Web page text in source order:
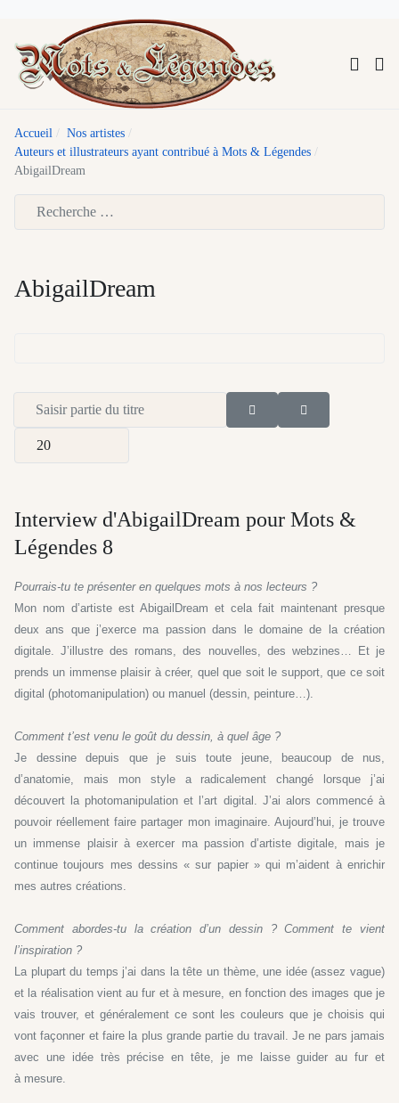
Accueil
Nos artistes
Auteurs et illustrateurs ayant contribué à Mots & Légendes
AbigailDream
AbigailDream
Saisir partie du titre
Afficher #
Interview d'AbigailDream pour Mots &
Légendes 8
Pourrais-tu te présenter en quelques mots à nos lecteurs ?
Mon nom d’artiste est AbigailDream et cela fait maintenant presque
deux ans que j’exerce ma passion dans le domaine de la création
digitale. J’illustre des romans, des nouvelles, des webzines… Et je
prends un immense plaisir à créer, quel que soit le support, que ce soit
digital (photomanipulation) ou manuel (dessin, peinture…).
Comment t’est venu le goût du dessin, à quel âge ?
Je dessine depuis que je suis toute jeune, beaucoup de nus,
d’anatomie, mais mon style a radicalement changé lorsque j’ai
découvert la photomanipulation et l’art digital. J’ai alors commencé à
pouvoir réellement faire partager mon imaginaire. Aujourd’hui, je trouve
un immense plaisir à exercer ma passion d’artiste digitale, mais je
continue toujours mes dessins « sur papier » qui m’aident à enrichir
mes autres créations.
Comment abordes-tu la création d’un dessin ? Comment te vient
l’inspiration ?
La plupart du temps j’ai dans la tête un thème, une idée (assez vague)
et la réalisation vient au fur et à mesure, en fonction des images que je
vais trouver, et généralement ce sont les couleurs que je choisis qui
vont façonner et faire la plus grande partie du travail. Je ne pars jamais
avec une idée très précise en tête, je me laisse guider au fur et
à mesure.